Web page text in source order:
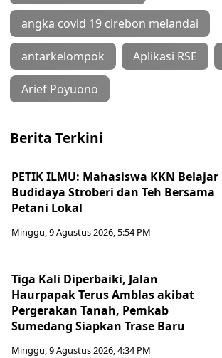
angka covid 19 cirebon melandai
antarkelompok Aplikasi RSE
Arief Poyuono
Berita Terkini
PETIK ILMU: Mahasiswa KKN Belajar
Budidaya Stroberi dan Teh Bersama
Petani Lokal
Minggu, 9 Agustus 2026, 5:54 PM
Tiga Kali Diperbaiki, Jalan
Haurpapak Terus Amblas akibat
Pergerakan Tanah, Pemkab
Sumedang Siapkan Trase Baru
Minggu, 9 Agustus 2026, 4:34 PM